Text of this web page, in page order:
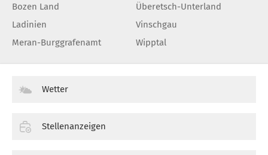
Bozen Land
Ladinien
Meran-Burggrafenamt
Überetsch-Unterland
Vinschgau
Wipptal
Wetter
Stellenanzeigen